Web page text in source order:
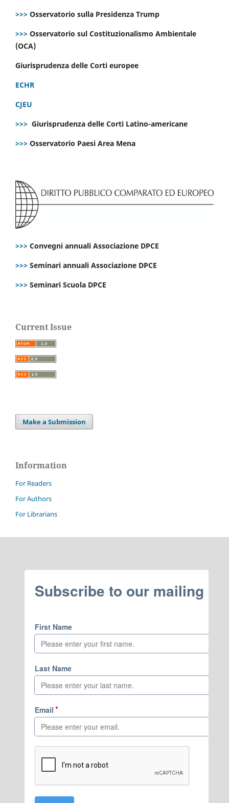
>>> Osservatorio sulla Presidenza Trump
>>> Osservatorio sul Costituzionalismo Ambientale
(OCA)
Giurisprudenza delle Corti europee
ECHR
CJEU
>>> Giurisprudenza delle Corti Latino-americane
>>> Osservatorio Paesi Area Mena
>>> Convegni annuali Associazione DPCE
>>> Seminari annuali Associazione DPCE
>>> Seminari Scuola DPCE
Current Issue
Make a Submission
Information
For Readers
For Authors
For Librarians